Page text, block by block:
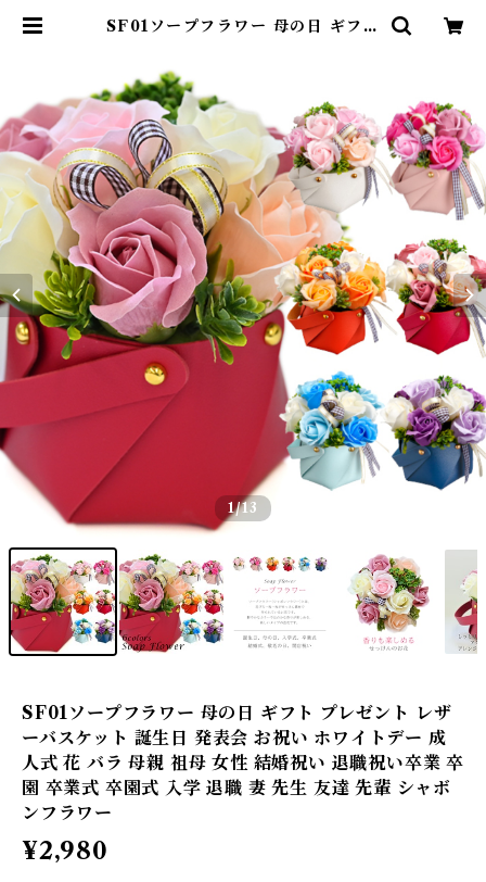
SF01ソープフラワー 母の日 ギフト
式 花 バラ 母親 祖母 女性 結婚祝い
退職祝い卒業 卒園 卒業式 卒園式 入
学 退職 妻 先生 友達 先輩 シャボン
フラワー | DearKM ❤︎フレンチブ
ルドック孔明
1/13
SF01ソープフラワー 母の日 ギフト プレゼント レザ
ーバスケット 誕生日 発表会 お祝い ホワイトデー 成
人式 花 バラ 母親 祖母 女性 結婚祝い 退職祝い卒業 卒
園 卒業式 卒園式 入学 退職 妻 先生 友達 先輩 シャボ
ンフラワー
¥2,980